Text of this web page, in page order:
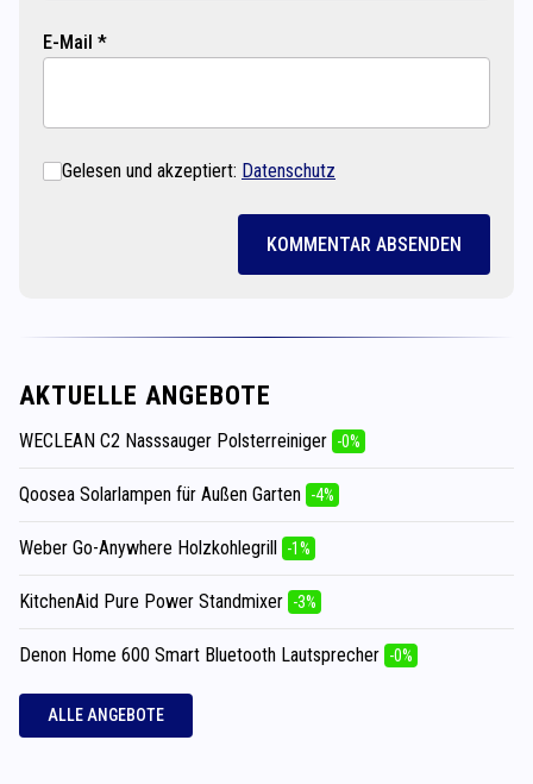
E-Mail *
Gelesen und akzeptiert: Datenschutz
KOMMENTAR ABSENDEN
AKTUELLE ANGEBOTE
WECLEAN C2 Nasssauger Polsterreiniger -0%
Qoosea Solarlampen für Außen Garten -4%
Weber Go-Anywhere Holzkohlegrill -1%
KitchenAid Pure Power Standmixer -3%
Denon Home 600 Smart Bluetooth Lautsprecher -0%
ALLE ANGEBOTE